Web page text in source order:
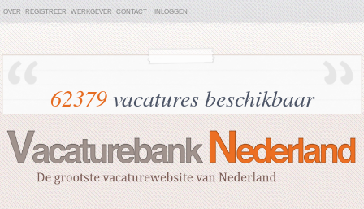
OVER REGISTREER WERKGEVER CONTACT INLOGGEN
62379vacatures beschikbaar